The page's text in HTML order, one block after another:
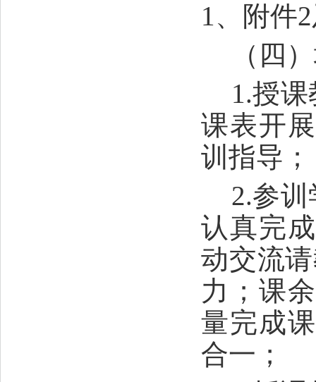
1、附件
（四
1.授
课表开
训指导；
2.参
认真完
动交流
力；课
量完成
合一；